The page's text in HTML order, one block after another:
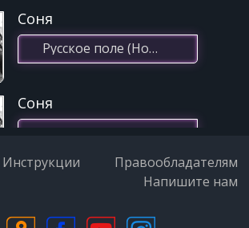
Соня
Русское поле (Новые приключения неуловимых)(05.07.2021 21:00)
Соня
Непогода(07.03.2022 20:02)
Инструкции
Правообладателям
Напишите нам